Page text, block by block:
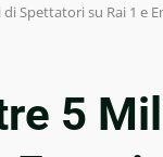
Spettatori su Rai 1 e
5